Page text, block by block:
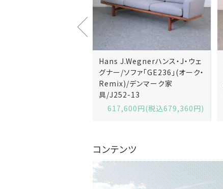
Hans J.Wegnerハンス・J・ウェ
グナー/ソファ「GE235」(オーク/
ハリンダル・RE)/デンマーク家
具/J258-2
629,200円(税込692,120円)
コンテンツ